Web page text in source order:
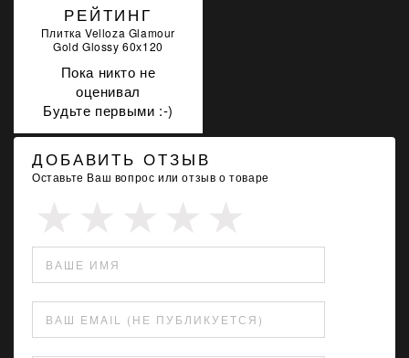
РЕЙТИНГ
Плитка Velloza Glamour
Gold Glossy 60х120
Пока никто не
оценивал
Будьте первыми :-)
ДОБАВИТЬ ОТЗЫВ
Оставьте Ваш вопрос или отзыв о товаре
ВАШЕ ИМЯ
ВАШ EMAIL (НЕ ПУБЛИКУЕТСЯ)